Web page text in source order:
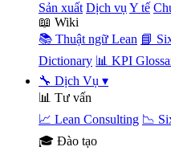
Sản xuất Dịch vụ Y tế
📖 Wiki
📚 Thuật ngữ Lean 📘
Dictionary 📊 KPI
🔧 Dịch Vụ ▾
📊 Tư vấn
📈 Lean Consulting 📉
🎓 Đào tạo